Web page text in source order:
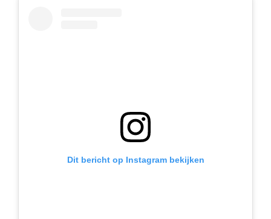
Dit bericht op Instagram bekijken